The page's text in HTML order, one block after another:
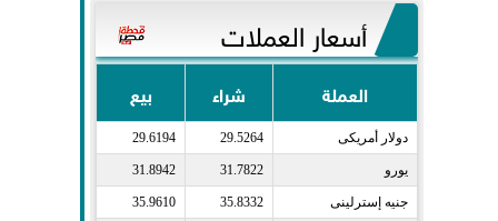
أسعار العملات
العملة شراء بيع
دولار أمريكى​ 29.5264
29.6194
يورو​ 31.7822
31.8942
جنيه إسترلينى​ 35.8332
35.9610